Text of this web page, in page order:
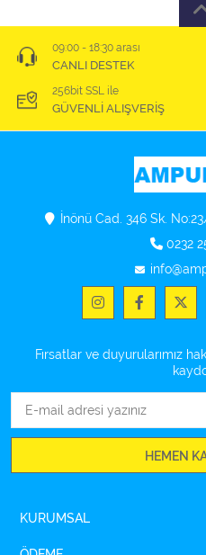
09:00 - 18:30 arası
CANLI DESTEK
256bit SSL ile
GÜVENLİ ALIŞVERİŞ
İnönü Cad. 346 Sk.
0232
Fırsatlar ve duyurularımız
HEMEN
KURUMSAL